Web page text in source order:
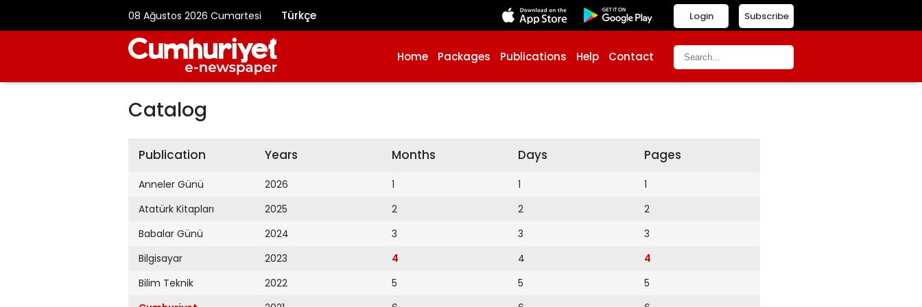
08 Ağustos 2026 Cumartesi Türkçe Subscribe
Login
Home Packages Publications Help Contact
Catalog
Publication
Anneler Günü
Atatürk Kitapları
Babalar Günü
Bilgisayar
Bilim Teknik
Years
2026
2025
2024
2023
2022
Months
1
2
3
4
5
Days
1
2
3
4
5
Pages
1
2
3
4
5